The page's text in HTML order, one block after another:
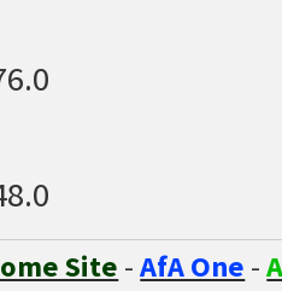
Site -AfA One -